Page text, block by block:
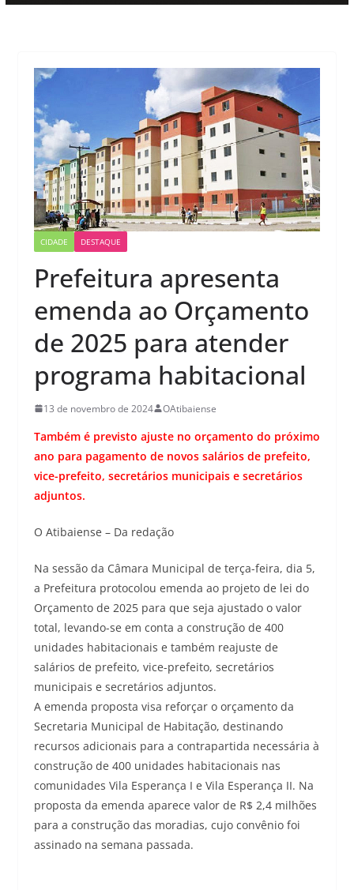
CIDADE DESTAQUE
Prefeitura apresenta
emenda ao Orçamento
de 2025 para atender
programa habitacional
13 de novembro de 2024 OAtibaiense
Também é previsto ajuste no orçamento do próximo
ano para pagamento de novos salários de prefeito,
vice-prefeito, secretários municipais e secretários
adjuntos.
O Atibaiense – Da redação
Na sessão da Câmara Municipal de terça-feira, dia 5,
a Prefeitura protocolou emenda ao projeto de lei do
Orçamento de 2025 para que seja ajustado o valor
total, levando-se em conta a construção de 400
unidades habitacionais e também reajuste de
salários de prefeito, vice-prefeito, secretários
municipais e secretários adjuntos.
A emenda proposta visa reforçar o orçamento da
Secretaria Municipal de Habitação, destinando
recursos adicionais para a contrapartida necessária à
construção de 400 unidades habitacionais nas
comunidades Vila Esperança I e Vila Esperança II. Na
proposta da emenda aparece valor de R$ 2,4 milhões
para a construção das moradias, cujo convênio foi
assinado na semana passada.